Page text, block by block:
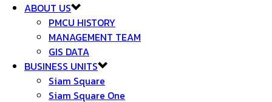
ABOUT US
PMCU HISTORY
MANAGEMENT TEAM
GIS DATA
BUSINESS UNITS
Siam Square
Siam Square One